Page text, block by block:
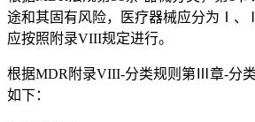
途和其固有风险，医疗器械应分为Ⅰ
应按照附录VIII规定进行。
根据MDR附录VIII-分类规则第Ⅲ章-分
如下：